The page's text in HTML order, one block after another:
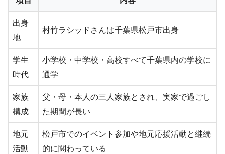
出身
地
村竹ラシッドさんは千葉県松戸市出身
学生
時代
小学校・中学校・高校すべて千葉県内の学校に
通学
家族
構成
父・母・本人の三人家族とされ、実家で過ごし
た期間が長い
地元
活動
松戸市でのイベント参加や地元応援活動と継続
的に関わっている